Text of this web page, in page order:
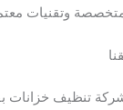
وتقنيات
تنظيف خزانات